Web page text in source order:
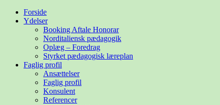
Forside
Ydelser
Booking Aftale Honorar
Norditaliensk pædagogik
Oplæg – Foredrag
Styrket pædagogisk læreplan
Faglig profil
Ansættelser
Faglig profil
Konsulent
Referencer